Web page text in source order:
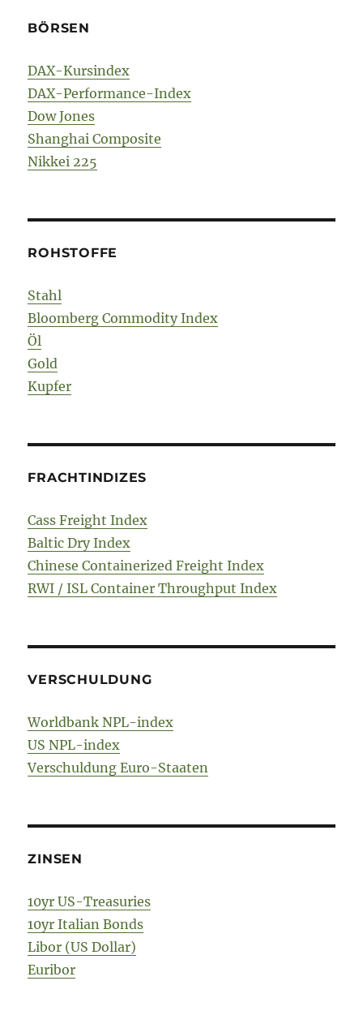
BÖRSEN
DAX-Kursindex
DAX-Performance-Index
Dow Jones
Shanghai Composite
Nikkei 225
ROHSTOFFE
Stahl
Bloomberg Commodity Index
Öl
Gold
Kupfer
FRACHTINDIZES
Cass Freight Index
Baltic Dry Index
Chinese Containerized Freight Index
RWI / ISL Container Throughput Index
VERSCHULDUNG
Worldbank NPL-index
US NPL-index
Verschuldung Euro-Staaten
ZINSEN
10yr US-Treasuries
10yr Italian Bonds
Libor (US Dollar)
Euribor